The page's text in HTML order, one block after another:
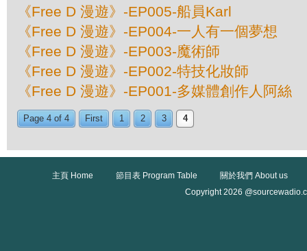
《Free D 漫遊》-EP005-船員Karl
《Free D 漫遊》-EP004-一人有一個夢想
《Free D 漫遊》-EP003-魔術師
《Free D 漫遊》-EP002-特技化妝師
《Free D 漫遊》-EP001-多媒體創作人阿絲
Page 4 of 4 First 1 2 3 4
主頁 Home 節目表 Program Table
關於我們 About us
Copyright 2026